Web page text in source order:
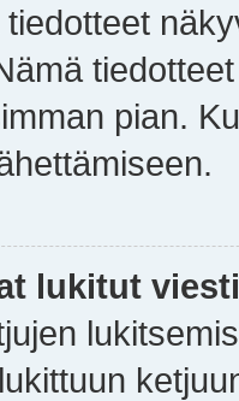
pian.
lukitut